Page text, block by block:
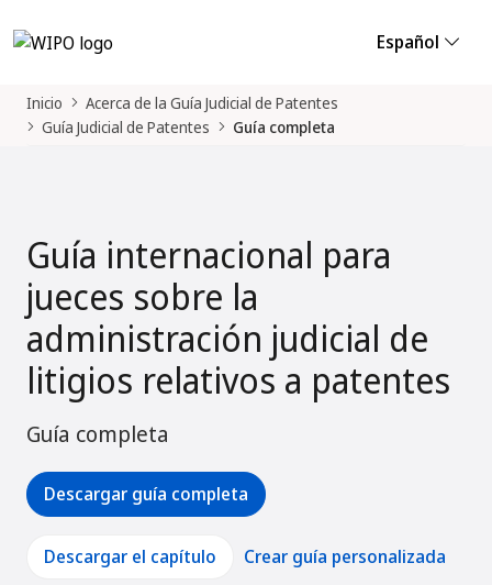
Español
Inicio
Acerca de la Guía Judicial de Patentes
Guía Judicial de Patentes
Guía completa
Guía internacional para
jueces sobre la
administración judicial de
litigios relativos a patentes
Guía completa
Descargar guía completa
Descargar el capítulo Crear guía personalizada